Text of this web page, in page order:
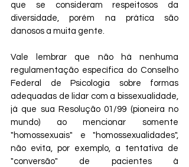
que se consideram respeitosos da
diversidade, porém na prática são
danosos a muita gente.
Vale lembrar que não há nenhuma
regulamentação específica do Conselho
Federal de Psicologia sobre formas
adequadas de lidar com a bissexualidade,
já que sua Resolução 01/99 (pioneira no
mundo) ao mencionar somente
"homossexuais" e "homossexualidades",
não evita, por exemplo, a tentativa de
"conversão" de pacientes à